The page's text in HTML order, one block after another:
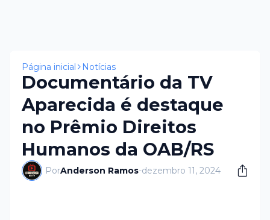
Página inicial Notícias
Documentário da TV
Aparecida é destaque
no Prêmio Direitos
Humanos da OAB/RS
PorAnderson Ramos-dezembro 11, 2024